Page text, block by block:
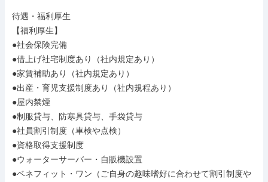
待遇・福利厚生
【福利厚生】
●社会保険完備
●借上げ社宅制度あり（社内規定あり）
●家賃補助あり（社内規定あり）
●出産・育児支援制度あり（社内規程あり）
●屋内禁煙
●制服貸与、防寒具貸与、手袋貸与
●社員割引制度（車検や点検）
●資格取得支援制度
●ウォーターサーバー・自販機設置
●ベネフィット・ワン（ご自身の趣味嗜好に合わせて割引制度や